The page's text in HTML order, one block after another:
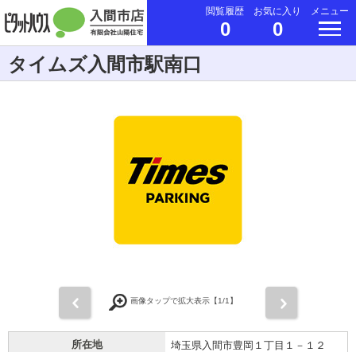
閲覧履歴
0
お気に入り
0
メニュー
タイムズ入間市駅南口
画像タップで拡大表示【1/1】
所在地 埼玉県入間市豊岡１丁目１－１２